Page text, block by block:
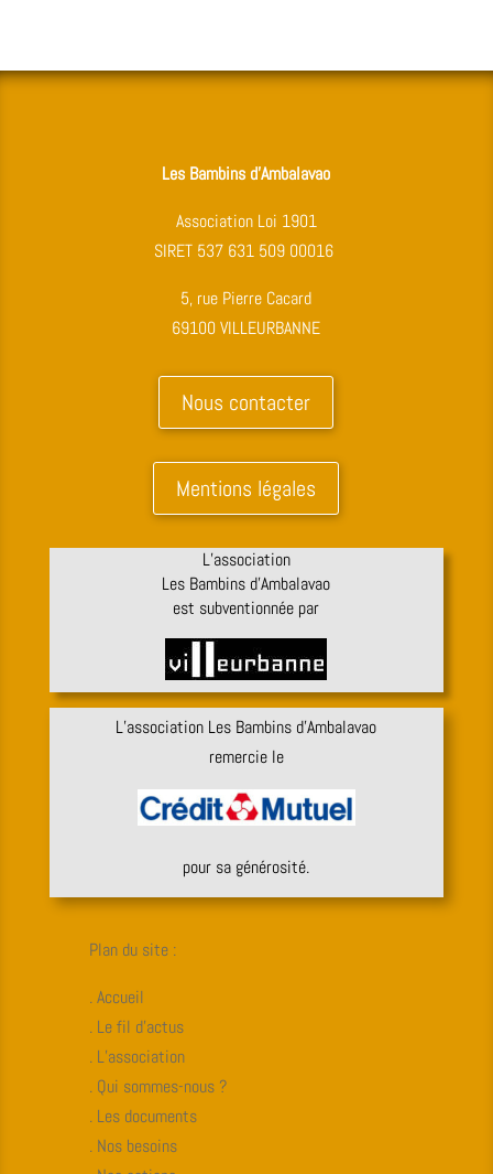
Les Bambins d’Ambalavao
Association Loi 1901
SIRET 537 631 509 00016
5, rue Pierre Cacard
69100 VILLEURBANNE
Nous contacter
Mentions légales
L’association
Les Bambins d’Ambalavao
est subventionnée par
L’association Les Bambins d’Ambalavao
remercie le
pour sa générosité.
Plan du site :
. Accueil
. Le fil d’actus
. L’association
. Qui sommes-nous ?
. Les documents
. Nos besoins